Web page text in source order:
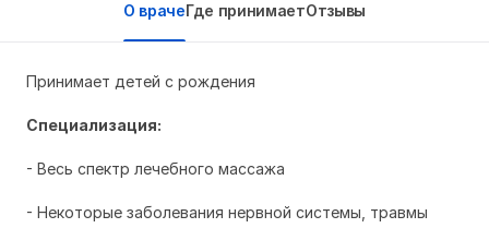
О врачеГде принимаетОтзывы
Принимает детей с рождения
Специализация:
- Весь спектр лечебного массажа
- Некоторые заболевания нервной системы, травмы